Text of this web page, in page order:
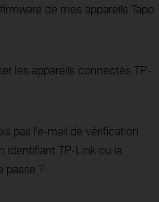
de mes appareils Tapo
les appareils connectés TP-
pas l'e-mail de vérification
identifiant TP-Link ou la
passe ?